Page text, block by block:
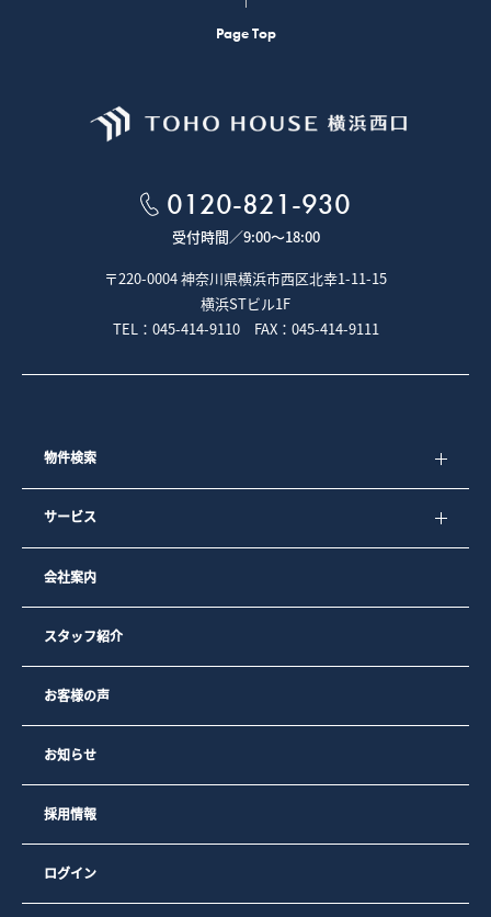
Page Top
0120-821-930
受付時間／9:00～18:00
〒220-0004 神奈川県横浜市西区北幸1-11-15
横浜STビル1F
TEL：045-414-9110 FAX：045-414-9111
物件検索
サービス
会社案内
スタッフ紹介
お客様の声
お知らせ
採用情報
ログイン